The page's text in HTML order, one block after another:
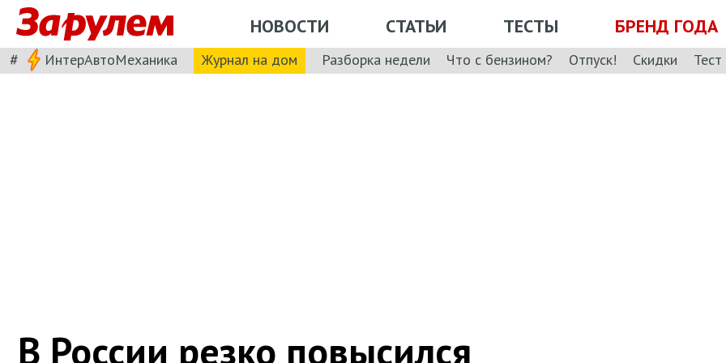
НОВОСТИ СТАТЬИ ТЕСТЫ БРЕНД ГОДА
# ИнтерАвтоМеханика Журнал на дом Разборка недели Что с бензином? Отпуск! Скидки
В России резко повысился